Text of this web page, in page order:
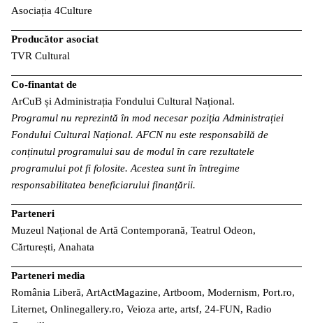
Asociația 4Culture
Producător asociat
TVR Cultural
Co-finantat de
ArCuB și Administrația Fondului Cultural Național.
Programul nu reprezintă în mod necesar poziţia Administrației
Fondului Cultural Național. AFCN nu este responsabilă de
conținutul programului sau de modul în care rezultatele
programului pot fi folosite. Acestea sunt în întregime
responsabilitatea beneficiarului finanțării.
Parteneri
Muzeul Național de Artă Contemporană, Teatrul Odeon,
Cărturești, Anahata
Parteneri media
România Liberă, ArtActMagazine, Artboom, Modernism, Port.ro,
Liternet, Onlinegallery.ro, Veioza arte, artsf, 24-FUN, Radio